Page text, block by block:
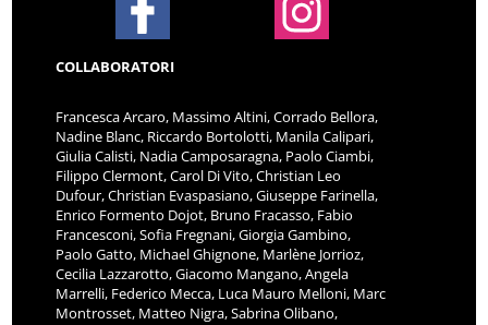
COLLABORATORI
Francesca Arcaro, Massimo Altini, Corrado Bellora,
Nadine Blanc, Riccardo Bortolotti, Manila Calipari,
Giulia Calisti, Nadia Camposaragna, Paolo Ciambi,
Filippo Clermont, Carol Di Vito, Christian Leo
Dufour, Christian Evaspasiano, Giuseppe Farinella,
Enrico Formento Dojot, Bruno Fracasso, Fabio
Francesconi, Sofia Fregnani, Giorgia Gambino,
Paolo Gatto, Michael Ghignone, Marlène Jorrioz,
Cecilia Lazzarotto, Giacomo Mangano, Angela
Marrelli, Federico Mecca, Luca Mauro Melloni, Marc
Montrosset, Matteo Nigra, Sabrina Olibano,